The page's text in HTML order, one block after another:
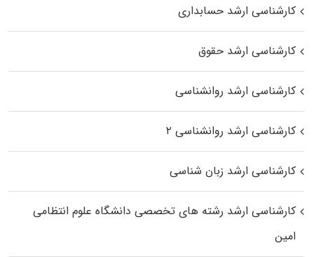
کارشناسی ارشد حسابداری
کارشناسی ارشد حقوق
کارشناسی ارشد روانشناسی
کارشناسی ارشد روانشناسی ۲
کارشناسی ارشد زبان شناسی
کارشناسی ارشد رﺷﺘﻪ ﻫﺎی تخصصی داﻧﺸﮕﺎه ﻋﻠﻮم انتظامی
اﻣﻴﻦ